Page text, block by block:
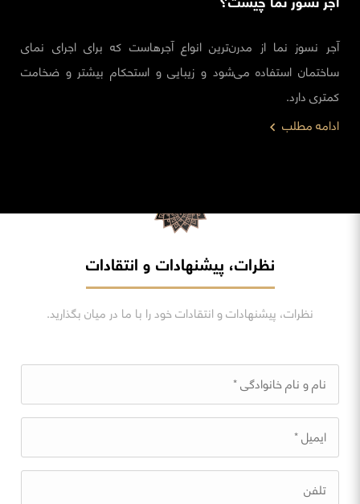
آجر نسوز نما از مدرن‌ترین انواع آجرهاست که برای اجرای نمای
ساختمان استفاده می‌شود و زیبایی و استحکام بیشتر و ضخامت
کمتری دارد.
ادامه مطلب
نظرات، پیشنهادات و انتقادات
نظرات، پیشنهادات و انتقادات خود را با ما در میان بگذارید.